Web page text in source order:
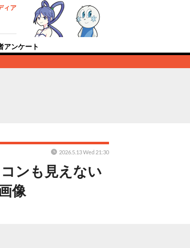
ィア
アンケート
ンも見えない
像
2026.5.13 Wed 21:30